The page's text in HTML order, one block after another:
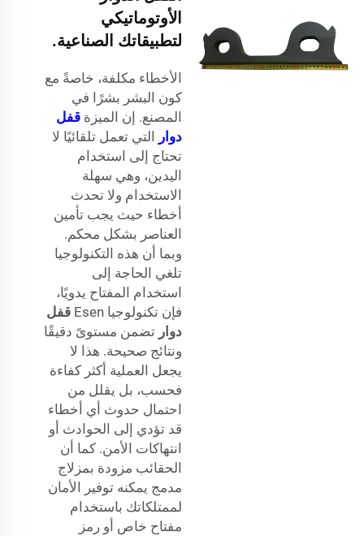
الأوتوماتيكي
لتطبيقاتك الصناعية.
الأخطاء مكلفة، خاصةً مع
كون البشر بشرًا في
المصنع. إن الميزة قفل
دوار التي تعمل تلقائيًا لا
تحتاج إلى استخدام
اليدين، وهي سهلة
الاستخدام ولا تحدث
أخطاء حيث يجب تأمين
العناصر بشكل محكم.
وبما أن هذه التكنولوجيا
تلغي الحاجة إلى
استخدام المفتاح يدويًا،
فإن تكنولوجيا Esen
قفل
دوار تضمن مستوىً دقيقًا
ونتائج صحيحة. هذا لا
يجعل العملية أكثر كفاءة
فحسب، بل يقلل من
احتمال حدوث أي أخطاء
قد تؤدي إلى الحوادث أو
انتهاكات الأمن. كما أن
الحقائب مزودة بمزلاج
مدمج يمكنه توفير الأمان
لممتلكاتك باستخدام
مفتاح خاص أو رمز